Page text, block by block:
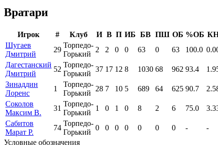
Вратари
Игрок # Клуб И В П ИБ БВ ПШ ОБ %ОБ
Шугаев
Дмитрий
29
Торпедо-
Горький
2 2 0 0 63 0 63 100.0
Дагестанский
Дмитрий
52
Торпедо-
Горький
37 17 12 8 1030 68 962 93.4
Зинаддин
Лоренс
1
Торпедо-
Горький
28 7 10 5 689 64 625 90.7
Соколов
Максим В.
31
Торпедо-
Горький
1 0 1 0 8 2 6 75.0
Сабитов
Марат Р.
74
Торпедо-
Горький
0 0 0 0 0 0 0 -
-
Условные обозначения